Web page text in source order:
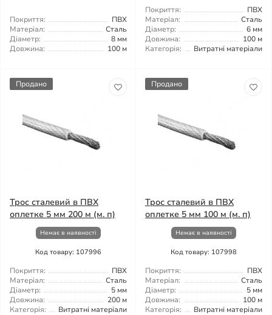
Покриття:
ПВХ
Матеріал:
Сталь
Діаметр:
8 мм
Довжина:
100 м
Покриття:
ПВХ
Матеріал:
Сталь
Діаметр:
6 мм
Довжина:
100 м
Категорія:
Витратні матеріали
Продано
Трос сталевий в ПВХ
оплетке 5 мм 200 м (м. п)
Немає в наявності
Код товару: 107996
Покриття:
ПВХ
Матеріал:
Сталь
Діаметр:
5 мм
Довжина:
200 м
Категорія:
Витратні матеріали
Продано
Трос сталевий в ПВХ
оплетке 5 мм 100 м (м. п)
Немає в наявності
Код товару: 107998
Покриття:
ПВХ
Матеріал:
Сталь
Діаметр:
5 мм
Довжина:
100 м
Категорія:
Витратні матеріали